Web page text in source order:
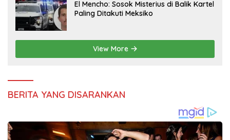
El Mencho: Sosok Misterius di Balik Kartel
Paling Ditakuti Meksiko
View More
BERITA YANG DISARANKAN